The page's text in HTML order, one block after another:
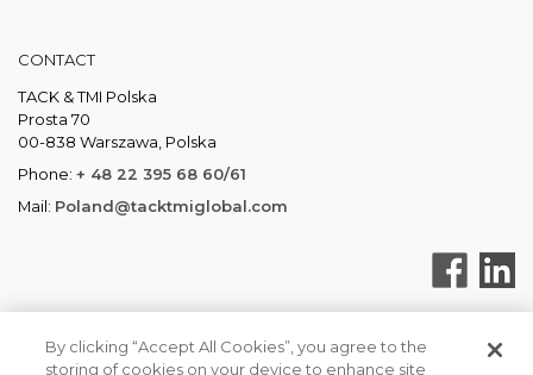
CONTACT
TACK & TMI Polska
Prosta 70
00-838 Warszawa, Polska
Phone: + 48 22 395 68 60/61
Mail: Poland@tacktmiglobal.com
By clicking “Accept All Cookies”, you agree to the
storing of cookies on your device to enhance site